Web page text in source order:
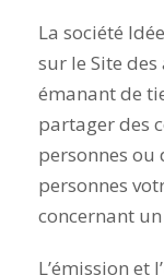
La société
sur le Site
émanant de
partager des
personnes ou
personnes
concernant
L’émission et